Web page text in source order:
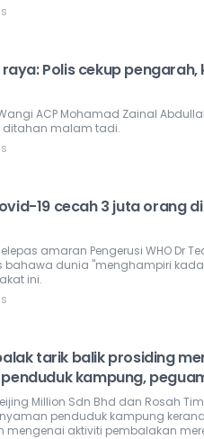
Polis cekup
ACP Mohamad Zainal
ditahan malam tadi.
19 cecah 3 juta orang
amaran Pengerusi WHO Dr
bahawa dunia "menghampiri
ini.
tarik balik prosiding
kampung,
Million Sdn Bhd dan Rosah
penduduk kampung
mengenai aktiviti pembalakan